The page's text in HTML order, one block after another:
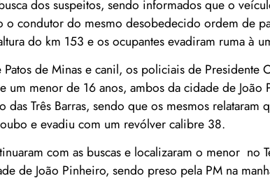
dos suspeitos, sendo informados que o
condutor do mesmo desobedecido ordem de
do km 153 e os ocupantes evadiram ruma à
de Minas e canil, os policiais de Presidente
um menor de 16 anos, ambos da cidade de
das Três Barras, sendo que os mesmos
e evadiu com um revólver calibre 38.
com as buscas e localizaram o menor no
de João Pinheiro, sendo preso pela PM na